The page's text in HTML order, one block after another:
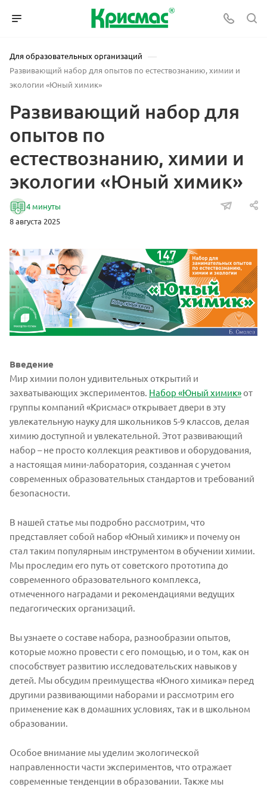
Для образовательных организаций —
Развивающий набор для опытов по естествознанию, химии и
экологии «Юный химик»
Развивающий набор для
опытов по
естествознанию, химии и
экологии «Юный химик»
4 минуты
8 августа 2025
Введение
Мир химии полон удивительных открытий и
захватывающих экспериментов. Набор «Юный химик»от
группы компаний «Крисмас» открывает двери в эту
увлекательную науку для школьников 5-9 классов, делая
химию доступной и увлекательной. Этот развивающий
набор – не просто коллекция реактивов и оборудования,
а настоящая мини-лаборатория, созданная с учетом
современных образовательных стандартов и требований
безопасности.
В нашей статье мы подробно рассмотрим, что
представляет собой набор «Юный химик» и почему он
стал таким популярным инструментом в обучении химии.
Мы проследим его путь от советского прототипа до
современного образовательного комплекса,
отмеченного наградами и рекомендациями ведущих
педагогических организаций.
Вы узнаете о составе набора, разнообразии опытов,
которые можно провести с его помощью, и о том, как он
способствует развитию исследовательских навыков у
детей. Мы обсудим преимущества «Юного химика» перед
другими развивающими наборами и рассмотрим его
применение как в домашних условиях, так и в школьном
образовании.
Особое внимание мы уделим экологической
направленности части экспериментов, что отражает
современные тенденции в образовании. Также мы